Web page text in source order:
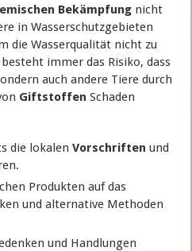
Bekämpfung nicht
in Wasserschutzgebieten
die Wasserqualität nicht zu
immer das Risiko, dass
auch andere Tiere durch
Giftstoffen Schaden
die lokalenVorschriften und
Produkten auf das
und alternative Methoden
und Handlungen